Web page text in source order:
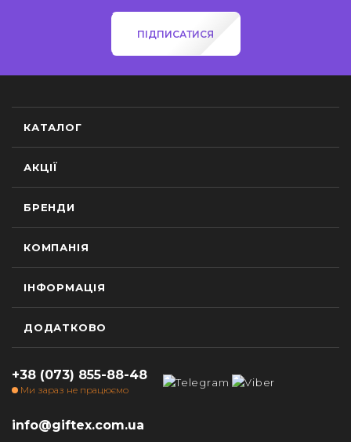
ПІДПИСАТИСЯ
КАТАЛОГ
АКЦІЇ
БРЕНДИ
КОМПАНІЯ
ІНФОРМАЦІЯ
ДОДАТКОВО
+38 (073) 855-88-48
Ми зараз не працюємо
info@giftex.com.ua